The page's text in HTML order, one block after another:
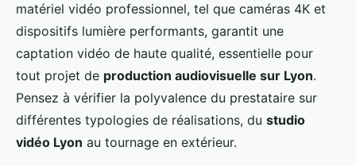
matériel vidéo professionnel, tel que caméras 4K et
dispositifs lumière performants, garantit une
captation vidéo de haute qualité, essentielle pour
tout projet de production audiovisuelle sur Lyon.
Pensez à vérifier la polyvalence du prestataire sur
différentes typologies de réalisations, du studio
vidéo Lyon au tournage en extérieur.